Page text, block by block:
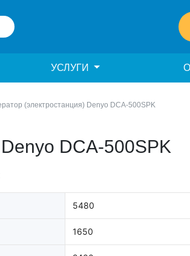
УСЛУГИ
(электростанция) Denyo DCA-500SPK
DCA-500SPK
5480
1650